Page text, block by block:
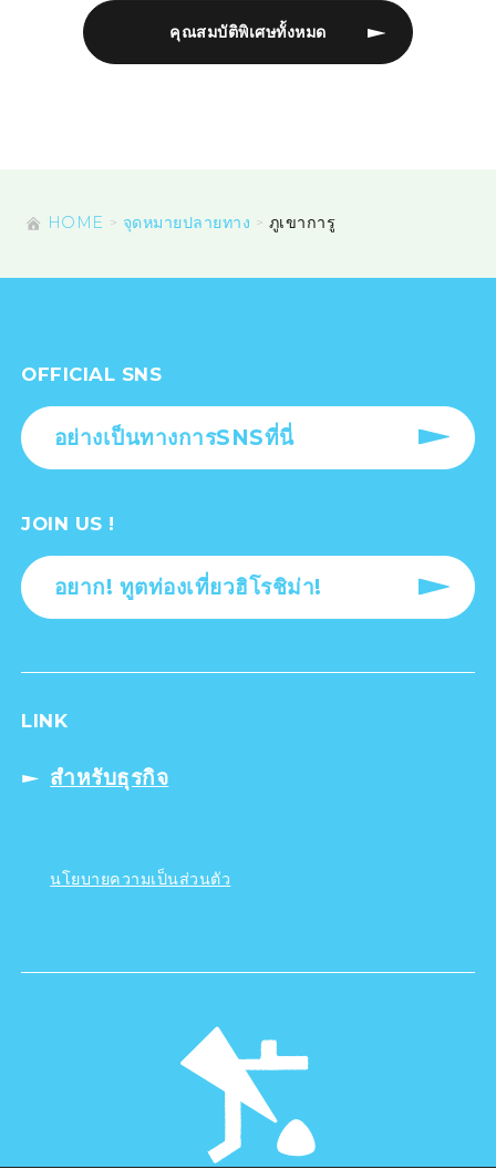
คุณสมบัติพิเศษทั้งหมด
HOME จุดหมายปลายทาง ภูเขาการู
OFFICIAL SNS
อย่างเป็นทางการSNSที่นี่
JOIN US !
อยาก! ทูตท่องเที่ยวฮิโรชิม่า!
LINK
สำหรับธุรกิจ
นโยบายความเป็นส่วนตัว